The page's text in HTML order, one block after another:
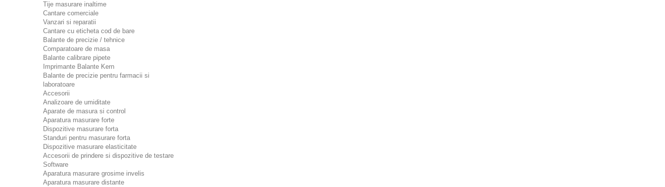
Tije masurare inaltime
Cantare comerciale
Vanzari si reparatii
Cantare cu eticheta cod de bare
Balante de precizie / tehnice
Comparatoare de masa
Balante calibrare pipete
Imprimante Balante Kern
Balante de precizie pentru farmacii si
laboratoare
Accesorii
Analizoare de umiditate
Aparate de masura si control
Aparatura masurare forte
Dispozitive masurare forta
Standuri pentru masurare forta
Dispozitive masurare elasticitate
Accesorii de prindere si dispozitive de testare
Software
Aparatura masurare grosime invelis
Aparatura masurare distante